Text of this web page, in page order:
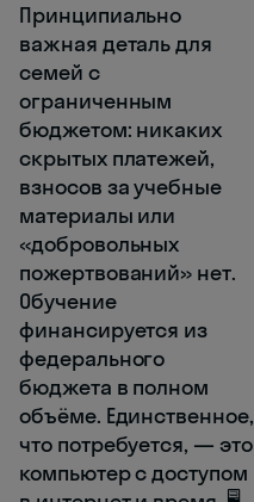
Принципиально
важная деталь для
семей с
ограниченным
бюджетом: никаких
скрытых платежей,
взносов за учебные
материалы или
«добровольных
пожертвований» нет.
Обучение
финансируется из
федерального
бюджета в полном
объёме. Единственное,
что потребуется, — это
компьютер с доступом